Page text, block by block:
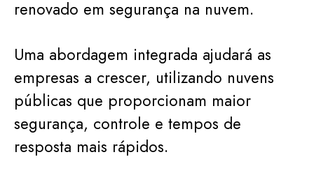
renovado em segurança na nuvem.
Uma abordagem integrada ajudará as
empresas a crescer, utilizando nuvens
públicas que proporcionam maior
segurança, controle e tempos de
resposta mais rápidos.